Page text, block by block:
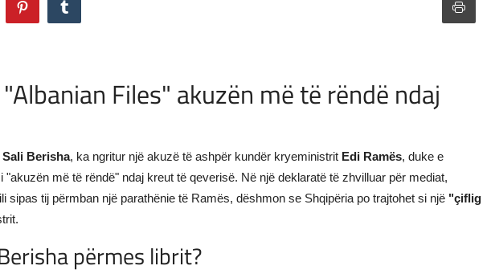
Files" akuzën më të rëndë ndaj
Sali Berisha, ka ngritur një akuzë të ashpër kundër kryeministrit Edi Ramës, duke e
"akuzën më të rëndë" ndaj kreut të qeverisë. Në një deklaratë të zhvilluar për mediat,
sipas tij përmban një parathënie të Ramës, dëshmon se Shqipëria po trajtohet si një "çiflig
përmes librit?